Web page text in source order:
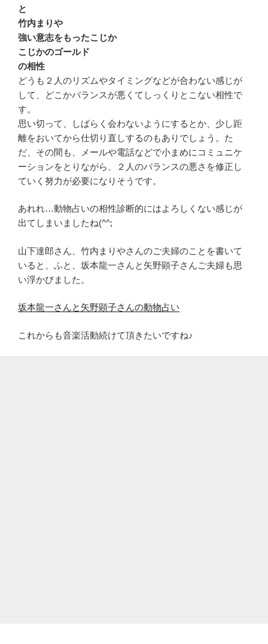
と
竹内まりや
強い意志をもったこじか
こじかのゴールド
の相性
どうも２人のリズムやタイミングなどが合わない感じが
して、どこかバランスが悪くてしっくりとこない相性で
す。
思い切って、しばらく会わないようにするとか、少し距
離をおいてから仕切り直しするのもありでしょう。た
だ、その間も、メールや電話などで小まめにコミュニケ
ーションをとりながら、２人のバランスの悪さを修正し
ていく努力が必要になりそうです。
あれれ…動物占いの相性診断的にはよろしくない感じが
出てしまいましたね(^^;
山下達郎さん、竹内まりやさんのご夫婦のことを書いて
いると、ふと、坂本龍一さんと矢野顕子さんご夫婦も思
い浮かびました。
坂本龍一さんと矢野顕子さんの動物占い
これからも音楽活動続けて頂きたいですね♪